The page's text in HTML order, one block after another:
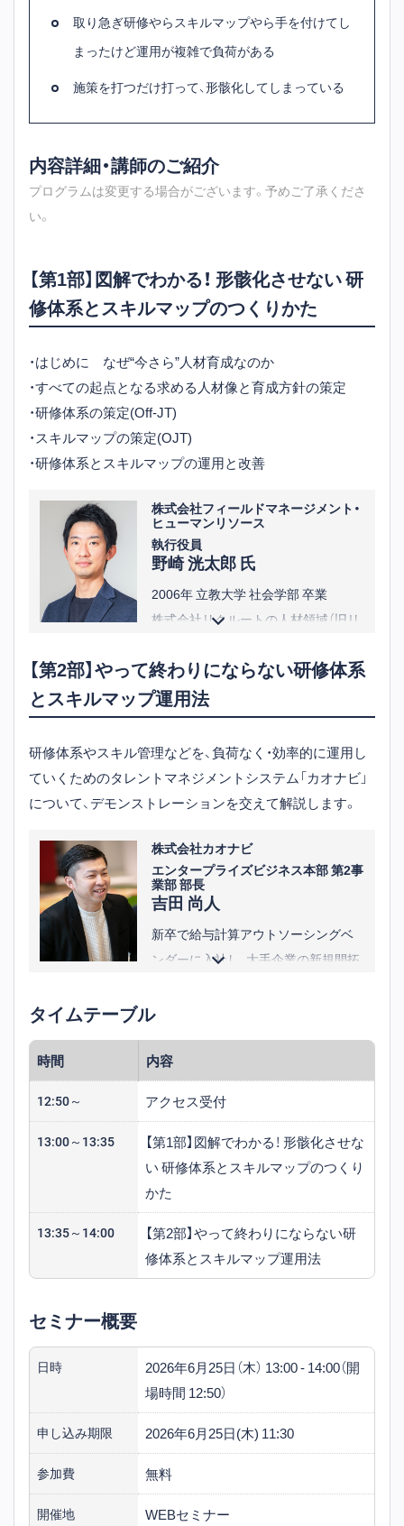
取り急ぎ研修やらスキルマップやら手を付けてし
まったけど運用が複雑で負荷がある
施策を打つだけ打って、形骸化してしまっている
内容詳細・講師のご紹介
プログラムは変更する場合がございます。予めご了承くださ
い。
【第1部】図解でわかる！ 形骸化させない 研
修体系とスキルマップのつくりかた
・はじめに なぜ“今さら”人材育成なのか
・すべての起点となる求める人材像と育成方針の策定
・研修体系の策定(Off-JT)
・スキルマップの策定(OJT)
・研修体系とスキルマップの運用と改善
株式会社フィールドマネージメント・
ヒューマンリソース
執行役員
野崎 洸太郎 氏
2006年 立教大学 社会学部 卒業
株式会社リクルートの人材領域（旧リ
て、法人営業、コンサルティング、新規
事業などに従事。新しい取り組みとし
てコンサルティングサービスの初の
マネタイズに成功。
また、マネージャーとして約60名規模
の組織の責任者を経験。そのほか
その後、フィールドマネージメント・
ヒューマンリソースに参画。
【第2部】やって終わりにならない研修体系
とスキルマップ運用法
研修体系やスキル管理などを、負荷なく・効率的に運用し
ていくためのタレントマネジメントシステム「カオナビ」
について、デモンストレーションを交えて解説します。
株式会社カオナビ
エンタープライズビジネス本部 第2事
業部 部長
吉田 尚人
新卒で給与計算アウトソーシングベ
ンダーに入社し、大手企業の新規開拓
に従事。
ドセールスとして新規セールスを担
当。大手企業向けセールスグループの
マネジメントを経験し、2025年4月よ
り現職。
タイムテーブル
時間 内容
12:50～ アクセス受付
13:00～13:35
【第1部】図解でわかる！ 形骸化させな
い 研修体系とスキルマップのつくり
かた
13:35～14:00
【第2部】やって終わりにならない研
修体系とスキルマップ運用法
セミナー概要
日時
2026年6月25日（木） 13:00 - 14:00（開
場時間 12:50）
申し込み期限 2026年6月25日(木) 11:30
参加費 無料
開催地 WEBセミナー